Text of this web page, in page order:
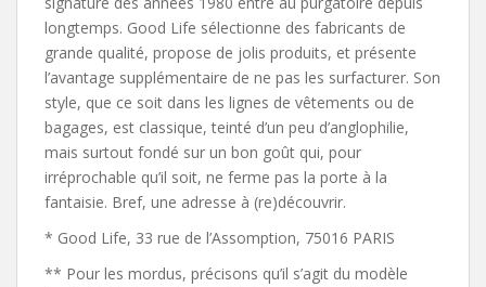
longtemps. Good Life sélectionne des fabricants de
grande qualité, propose de jolis produits, et présente
l’avantage supplémentaire de ne pas les surfacturer. Son
style, que ce soit dans les lignes de vêtements ou de
bagages, est classique, teinté d’un peu d’anglophilie,
mais surtout fondé sur un bon goût qui, pour
irréprochable qu’il soit, ne ferme pas la porte à la
fantaisie. Bref, une adresse à (re)découvrir.
* Good Life, 33 rue de l’Assomption, 75016 PARIS
** Pour les mordus, précisons qu’il s’agit du modèle